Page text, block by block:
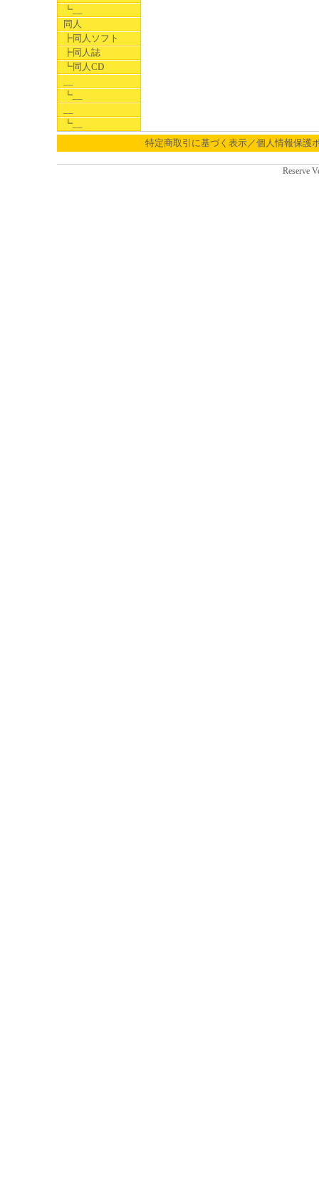
┗__
同人
┣同人ソフト
┣同人誌
┗同人CD
┗__
┗__
特定商取引に基づく表示／個人情報保護
Reserve